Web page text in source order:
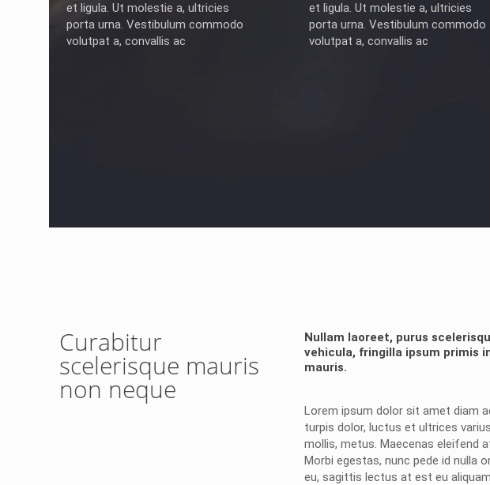
et ligula. Ut molestie a, ultricies
porta urna. Vestibulum commodo
volutpat a, convallis ac
et ligula. Ut molestie a, ultricies
porta urna. Vestibulum commodo
volutpat a, convallis ac
Curabitur
scelerisque mauris
non neque
Nullam laoreet, purus
vehicula, fringilla ipsum primis
mauris.
Lorem ipsum dolor sit amet diam
turpis dolor, luctus et ultrices
mollis, metus. Maecenas eleifend
Morbi egestas, nunc pede id nulla
eu, sagittis lectus at est eu